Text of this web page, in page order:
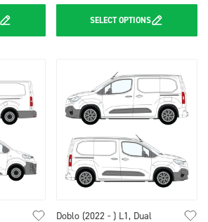
SELECTOPTIONS
Doblo (2022 - ) L1, Dual